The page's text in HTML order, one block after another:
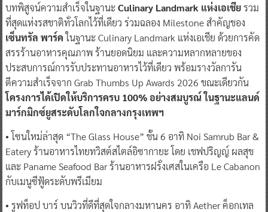
บทพิสูจน์ความสำเร็จในฐานะCulinary Landmark แห่งเอเชียรวม
ที่สุดแห่งรสชาติทั่วโลกไว้ที่เดียว ร่วมฉลอง Milestone สำคัญของ
เซ็นทรัล พาร์คในฐานะ Culinary Landmark แห่งเอเชีย ด้วยการคัด
สรรร้านอาหารคุณภาพ ร้านยอดนิยม และความหลากหลายของ
ประสบการณ์การรับประทานอาหารไว้ที่เดียว พร้อมรางวัลการัน
ตีความสำเร็จจาก Grab Thumbs Up Awards 2026 ขณะเดียวกัน
โครงการได้เปิดให้บริการครบ 100% อย่างสมบูรณ์ ในฐานะแลนด์
มาร์กมิกซ์ยูสระดับโลกใจกลางกรุงเทพฯ
• โซนใหม่ล่าสุด “The Glass House” ชั้น 6 อาทิ Noi Samrub Bar &
Eatery ร้านอาหารไทยทวิสต์สไตล์อิซากายะ โดย เชฟปริญญ์ ผลสุข
และ Paname Seafood Bar ร้านอาหารฝรั่งเศสในเครือ Le Cabanon
กับเมนูซีฟู้ดระดับพรีเมียม
• รูฟท็อป บาร์ บนวิวที่ดีที่สุดใจกลางมหานคร อาทิ Aether ค็อกเทล